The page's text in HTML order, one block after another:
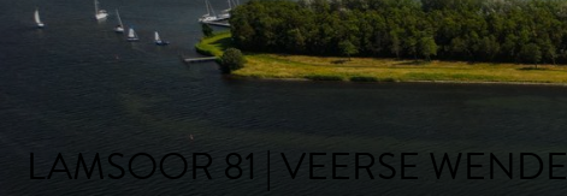
LAMSOOR 81 | VEERSE WENDE